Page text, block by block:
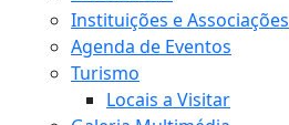
Instituições e Associações
Agenda de Eventos
Turismo
Locais a Visitar